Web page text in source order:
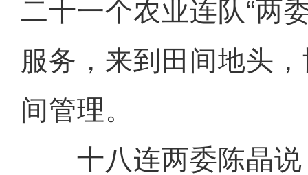
二十一个农业连队“两
服务，来到田间地头
间管理。
十八连两委陈晶说